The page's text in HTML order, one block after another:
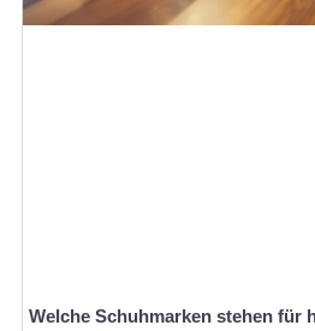
Welche Schuhmarken stehen für